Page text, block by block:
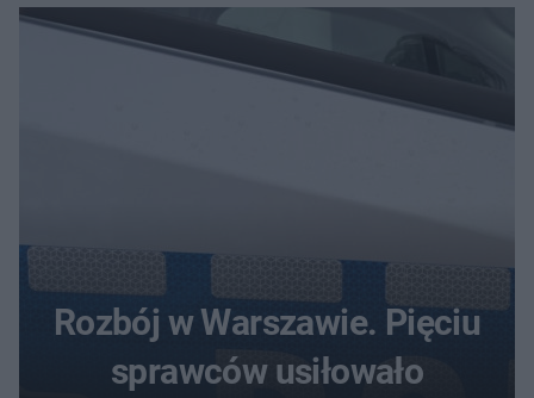
Rozbój w Warszawie. Pięciu
sprawców usiłowało